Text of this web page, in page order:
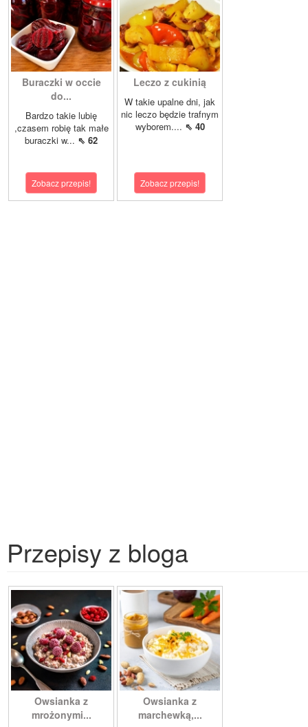
Buraczki w occie
do...
Bardzo takie lubię
,czasem robię tak małe
buraczki w... ⇖ 62
Zobacz przepis!
Leczo z cukinią
W takie upalne dni, jak
nic leczo będzie trafnym
wyborem.... ⇖ 40
Zobacz przepis!
Przepisy z bloga
Owsianka z
mrożonymi...
Owsianka z
marchewką,...